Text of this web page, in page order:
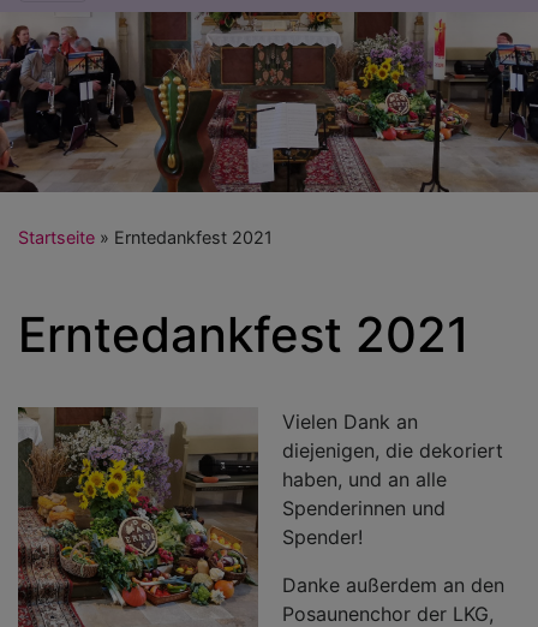
Startseite Erntedankfest 2021
Erntedankfest 2021
Vielen Dank an
diejenigen, die dekoriert
haben, und an alle
Spenderinnen und
Spender!
Danke außerdem an den
Posaunenchor der LKG,